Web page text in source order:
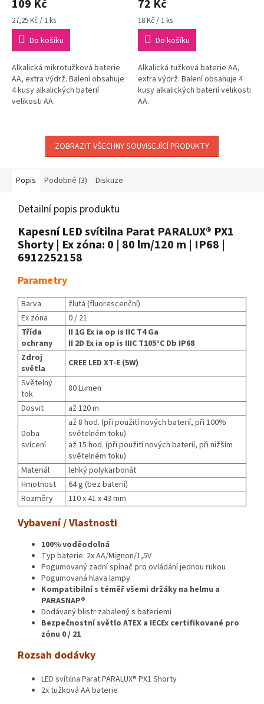
109 Kč
Měrná
cena:
27,25 Kč / 1 ks
Do košíku
Alkalická mikrotužková baterie
AA, extra výdrž. Balení obsahuje
4 kusy alkalických baterií
velikosti AA.
72 Kč
Měrná
cena:
18 Kč / 1 ks
Do košíku
Alkalická tužková baterie AA,
extra výdrž. Balení obsahuje 4
kusy alkalických baterií velikosti
AA.
ZOBRAZIT VŠECHNY SOUVISEJÍCÍ PRODUKTY
Popis Podobné (3) Diskuze
Detailní popis produktu
Kapesní LED svítilna Parat PARALUX® PX1
Shorty | Ex zóna: 0 | 80 lm/120 m | IP68 |
6912252158
Parametry
Barva
žlutá (fluorescenční)
Ex zóna
0 / 21
Třída
ochrany
II 1G Ex ia op is IIC T4 Ga
II 2D Ex ia op is IIIC T105°C Db IP68
Zdroj
světla
CREE LED XT-E (5W)
Světelný
tok
80 Lumen
Dosvit
až 120 m
Doba
svícení
až 8 hod. (při použití nových baterií, při 100%
světelném toku)
až 15 hod. (při použití nových baterií, při nižším
světelném toku)
Materiál
lehký polykarbonát
Hmotnost
64 g (bez baterií)
Rozměry
110 x 41 x 43 mm
Vybavení / Vlastnosti
100% voděodolná
Typ baterie: 2x AA/Mignon/1,5V
Pogumovaný zadní spínač pro ovládání jednou rukou
Pogumovaná hlava lampy
Kompatibilní s téměř všemi držáky na helmu a
PARASNAP®
Dodávaný blistr zabalený s bateriemi
Bezpečnostní světlo ATEX a IECEx certifikované pro
zónu 0 / 21
Rozsah dodávky
LED svítilna Parat PARALUX® PX1 Shorty
2x tužková AA baterie